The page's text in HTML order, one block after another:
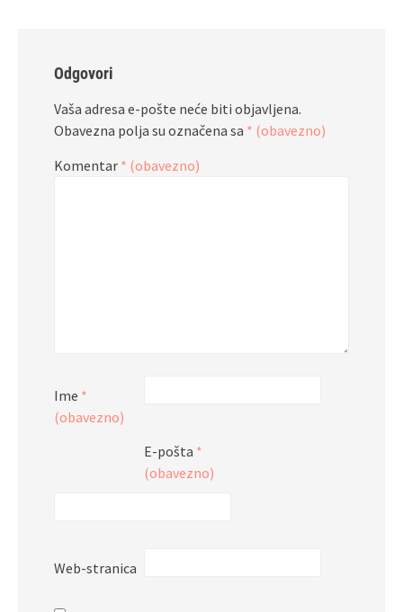
Odgovori
Vaša adresa e-pošte neće biti objavljena.
Obavezna polja su označena sa * (obavezno)
Komentar * (obavezno)
Ime *
(obavezno)
E-pošta *
(obavezno)
Web-stranica